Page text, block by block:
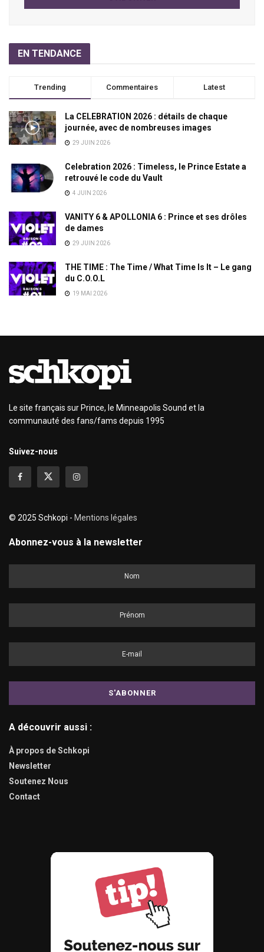
EN TENDANCE
Trending Commentaires Latest
La CELEBRATION 2026 : détails de chaque
journée, avec de nombreuses images
29 JUIN 2026
Celebration 2026 : Timeless, le Prince Estate a
retrouvé le code du Vault
4 JUIN 2026
VANITY 6 & APOLLONIA 6 : Prince et ses drôles
de dames
29 JUIN 2026
THE TIME : The Time / What Time Is It – Le gang
du C.O.O.L
19 MAI 2026
Le site français sur Prince, le Minneapolis Sound et la
communauté des fans/fams depuis 1995
Suivez-nous
© 2025 Schkopi - Mentions légales
Abonnez-vous à la newsletter
A découvrir aussi :
À propos de Schkopi
Newsletter
Soutenez Nous
Contact